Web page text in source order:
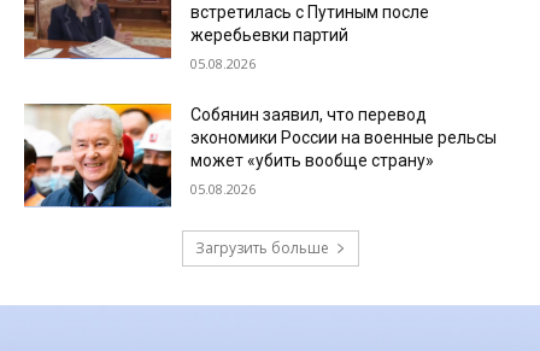
встретилась с Путиным после
жеребьевки партий
05.08.2026
Собянин заявил, что перевод
экономики России на военные рельсы
может «убить вообще страну»
05.08.2026
Загрузить больше